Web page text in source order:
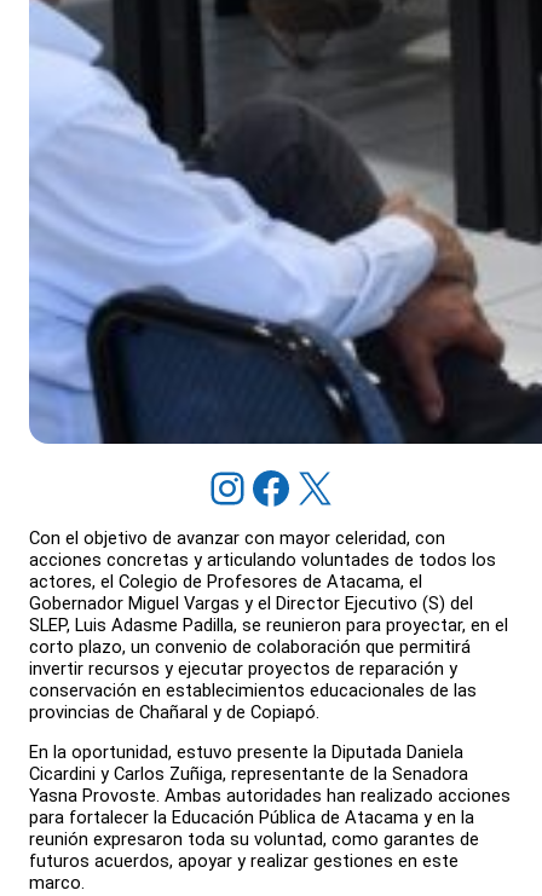
Instagram Facebook X
Con el objetivo de avanzar con mayor celeridad, con
acciones concretas y articulando voluntades de todos los
actores, el Colegio de Profesores de Atacama, el
Gobernador Miguel Vargas y el Director Ejecutivo (S) del
SLEP, Luis Adasme Padilla, se reunieron para proyectar, en el
corto plazo, un convenio de colaboración que permitirá
invertir recursos y ejecutar proyectos de reparación y
conservación en establecimientos educacionales de las
provincias de Chañaral y de Copiapó.
En la oportunidad, estuvo presente la Diputada Daniela
Cicardini y Carlos Zuñiga, representante de la Senadora
Yasna Provoste. Ambas autoridades han realizado acciones
para fortalecer la Educación Pública de Atacama y en la
reunión expresaron toda su voluntad, como garantes de
futuros acuerdos, apoyar y realizar gestiones en este
marco.